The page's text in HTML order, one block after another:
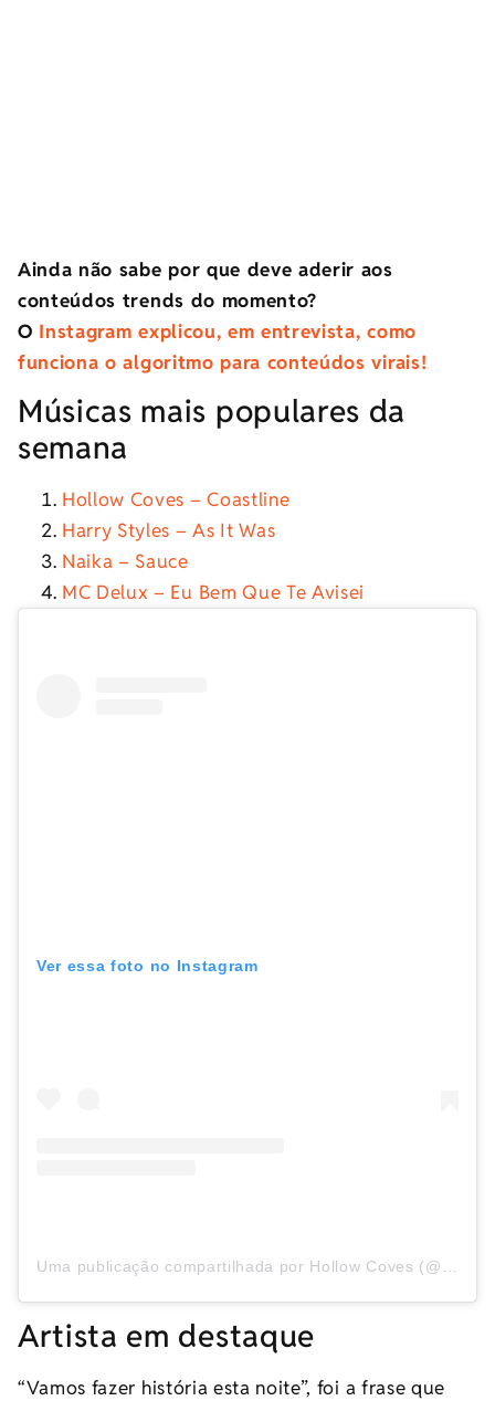
Ainda não sabe por que deve aderir aos
conteúdos trends do momento?
O Instagram explicou, em entrevista, como
funciona o algoritmo para conteúdos virais!
Músicas mais populares da
semana
Hollow Coves – Coastline
Harry Styles – As It Was
Naika – Sauce
MC Delux – Eu Bem Que Te Avisei
Ver essa foto no Instagram
Uma publicação compartilhada por Hollow Coves (@hollowcoves)
Artista em destaque
“Vamos fazer história esta noite”, foi a frase que